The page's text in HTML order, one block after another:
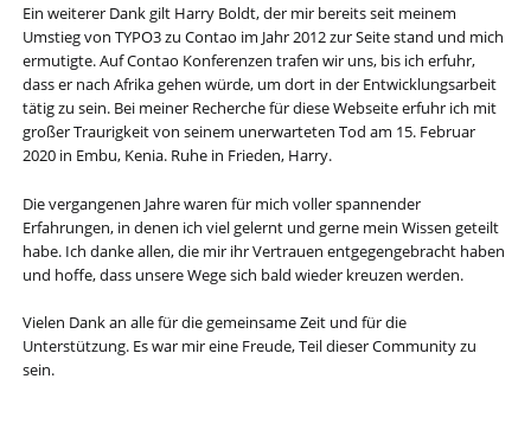
Ein weiterer Dank gilt Harry Boldt, der mir bereits seit meinem
Umstieg von TYPO3 zu Contao im Jahr 2012 zur Seite stand und mich
ermutigte. Auf Contao Konferenzen trafen wir uns, bis ich erfuhr,
dass er nach Afrika gehen würde, um dort in der Entwicklungsarbeit
tätig zu sein. Bei meiner Recherche für diese Webseite erfuhr ich mit
großer Traurigkeit von seinem unerwarteten Tod am 15. Februar
2020 in Embu, Kenia. Ruhe in Frieden, Harry.
Die vergangenen Jahre waren für mich voller spannender
Erfahrungen, in denen ich viel gelernt und gerne mein Wissen geteilt
habe. Ich danke allen, die mir ihr Vertrauen entgegengebracht haben
und hoffe, dass unsere Wege sich bald wieder kreuzen werden.
Vielen Dank an alle für die gemeinsame Zeit und für die
Unterstützung. Es war mir eine Freude, Teil dieser Community zu
sein.